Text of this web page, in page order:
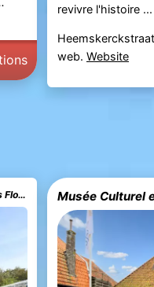
revivre l'histoire ...
web. Website
Musée maritime et de la chasse aux trésors Flora Musée Culturel